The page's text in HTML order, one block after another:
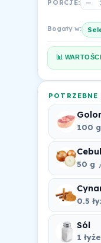
PORCJE: −
Bogaty w:
📊
100 g
50 g
0.5
Sól
1